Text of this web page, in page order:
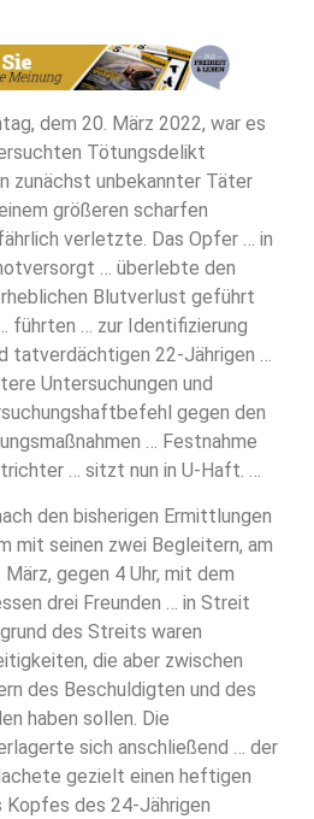
dem 20. März 2022, war es
Tötungsdelikt
zunächst unbekannter Täter
größeren scharfen
verletzte. Das Opfer … in
… überlebte den
Blutverlust geführt
führten … zur Identifizierung
tatverdächtigen 22-Jährigen …
Untersuchungen und
gegen den
… Festnahme
… sitzt nun in U-Haft. …
den bisherigen Ermittlungen
mit seinen zwei Begleitern, am
gegen 4 Uhr, mit dem
drei Freunden … in Streit
des Streits waren
die aber zwischen
des Beschuldigten und des
haben sollen. Die
sich anschließend … der
gezielt einen heftigen
Kopfes des 24-Jährigen